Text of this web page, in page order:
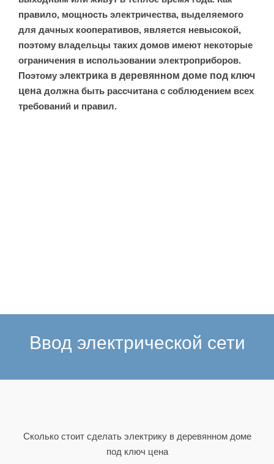
правило, мощность электричества, выделяемого
для дачных кооперативов, является невысокой,
поэтому владельцы таких домов имеют некоторые
ограничения в использовании электроприборов.
Поэтому электрика в деревянном доме под ключ
цена должна быть рассчитана с соблюдением всех
требований и правил.
Ввод электрической сети
Сколько стоит сделать электрику в деревянном доме
под ключ цена